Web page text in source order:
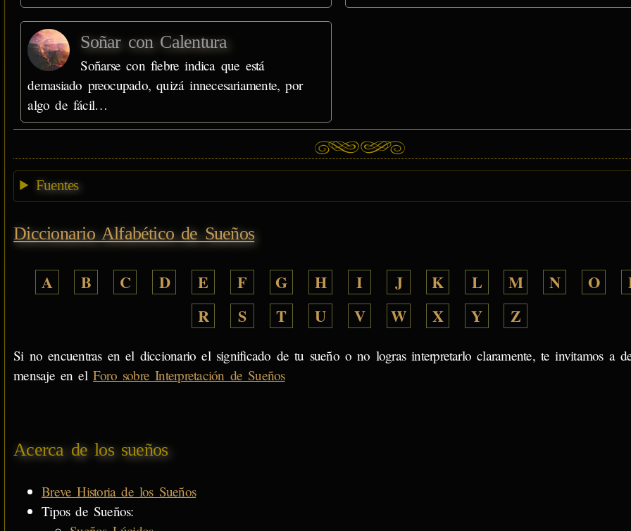
Soñar con Calentura
Soñarse con fiebre indica que está
demasiado preocupado, quizá innecesariamente, por
algo de fácil…
Fuentes
Diccionario Alfabético de Sueños
A B C D E F G H I J K L M N O
R
S T U V W X Y Z
Si no encuentras en el diccionario el significado de tu sueño o no logras interpretarlo claramente, te invitamos a
mensaje en el Foro sobre Interpretación de Sueños
Acerca de los sueños
Breve Historia de los Sueños
Tipos de Sueños: